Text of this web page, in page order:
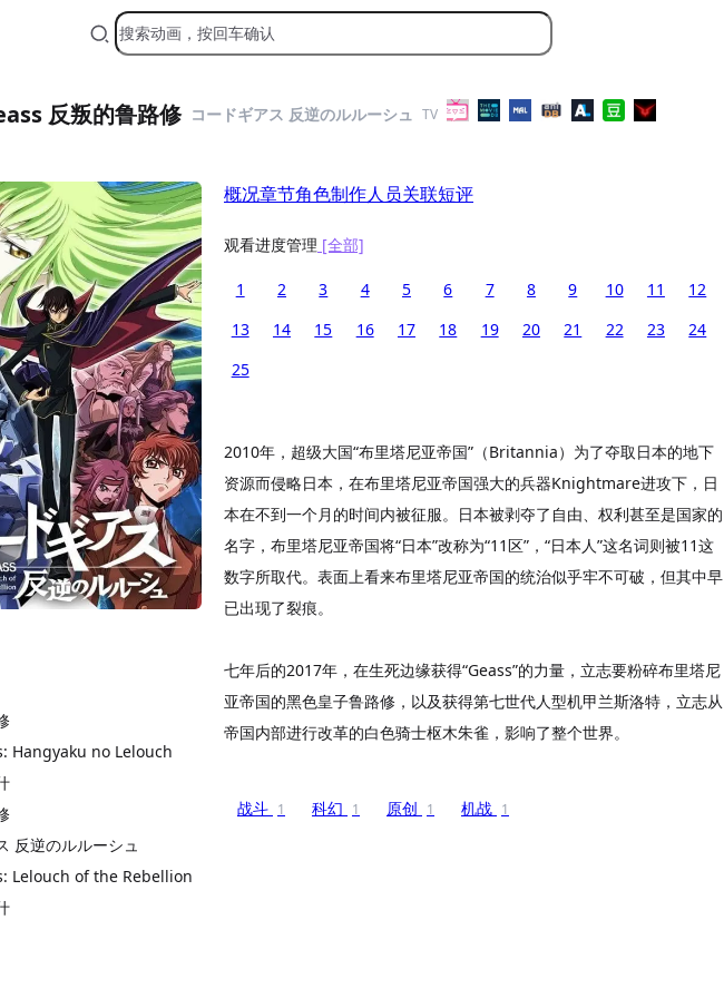
反叛的鲁路修 コードギアス 反逆のルルーシュ TV
Hangyaku no Lelouch
反逆のルルーシュ
Lelouch of the Rebellion
概况章节角色制作人员关联短评
观看进度管理 [全部]
1 2 3 4 5 6 7 8 9 10 11
12
13
14 15 16 17 18 19 20 21 22 23
24
25
2010年，超级大国“布里塔尼亚帝国”（Britannia）为了夺取日本的地下
资源而侵略日本，在布里塔尼亚帝国强大的兵器Knightmare进攻下，日
本在不到一个月的时间内被征服。日本被剥夺了自由、权利甚至是国家的
名字，布里塔尼亚帝国将“日本”改称为“11区”，“日本人”这名词则被11这
数字所取代。表面上看来布里塔尼亚帝国的统治似乎牢不可破，但其中早
已出现了裂痕。
七年后的2017年，在生死边缘获得“Geass”的力量，立志要粉碎布里塔尼
亚帝国的黑色皇子鲁路修，以及获得第七世代人型机甲兰斯洛特，立志从
帝国内部进行改革的白色骑士枢木朱雀，影响了整个世界。
战斗 1 科幻 1 原创 1 机战 1